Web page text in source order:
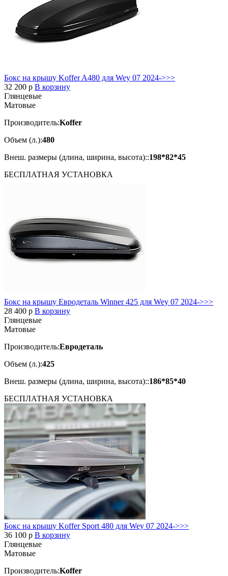
Бокс на крышу Koffer A480 для Wey 07 2024->>>
32 200 p В корзину
Глянцевые
Матовые
Производитель:Koffer
Объем (л.):480
Внеш. размеры (длина, ширина, высота)::198*82*45
БЕСПЛАТНАЯ УСТАНОВКА
Бокс на крышу Евродеталь Winner 425 для Wey 07 2024->>>
28 400 p В корзину
Глянцевые
Матовые
Производитель:Евродеталь
Объем (л.):425
Внеш. размеры (длина, ширина, высота)::186*85*40
БЕСПЛАТНАЯ УСТАНОВКА
Бокс на крышу Koffer Sport 480 для Wey 07 2024->>>
36 100 p В корзину
Глянцевые
Матовые
Производитель:Koffer